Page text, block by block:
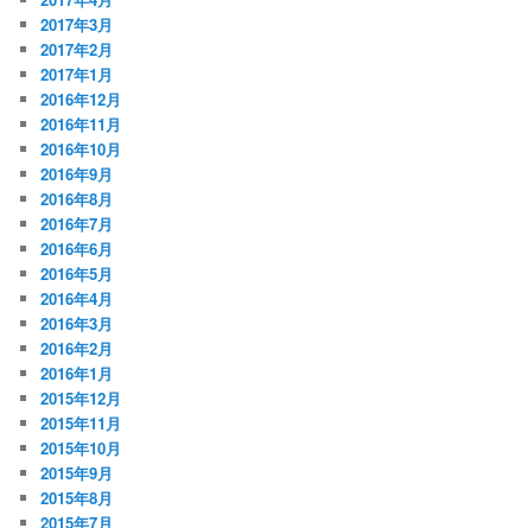
2017年3月
2017年2月
2017年1月
2016年12月
2016年11月
2016年10月
2016年9月
2016年8月
2016年7月
2016年6月
2016年5月
2016年4月
2016年3月
2016年2月
2016年1月
2015年12月
2015年11月
2015年10月
2015年9月
2015年8月
2015年7月